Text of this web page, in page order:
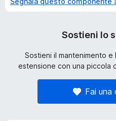
Sostieni lo
Sostieni il mantenimento e
estensione con una piccola
Fai una